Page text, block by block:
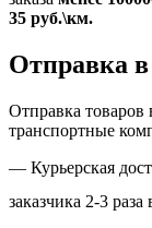
35 руб.\км.
Отправка
Отправка товаров
транспортные
— Курьерская
заказчика 2-3